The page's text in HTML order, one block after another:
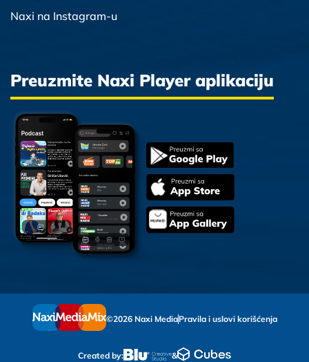
Naxi na Instagram-u
Preuzmite Naxi Player aplikaciju
©2026 Naxi MediaPravila i uslovi korišćenja
Created by: &